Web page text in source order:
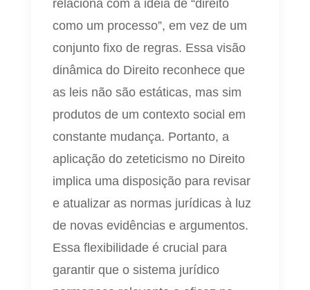
relaciona com a ideia de “direito
como um processo”, em vez de um
conjunto fixo de regras. Essa visão
dinâmica do Direito reconhece que
as leis não são estáticas, mas sim
produtos de um contexto social em
constante mudança. Portanto, a
aplicação do zeteticismo no Direito
implica uma disposição para revisar
e atualizar as normas jurídicas à luz
de novas evidências e argumentos.
Essa flexibilidade é crucial para
garantir que o sistema jurídico